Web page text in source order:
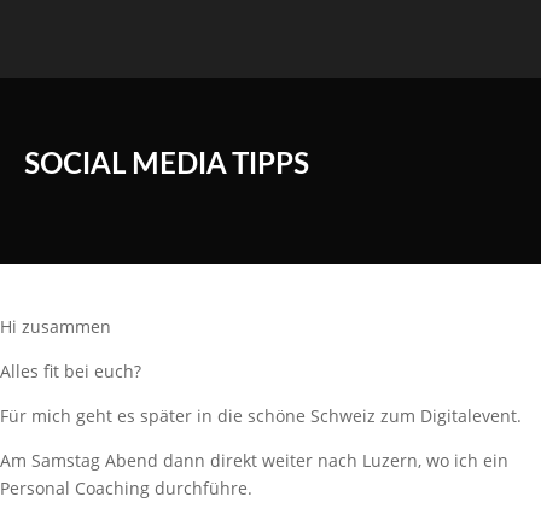
SOCIAL MEDIA TIPPS
Hi zusammen
Alles fit bei euch?
Für mich geht es später in die schöne Schweiz zum Digitalevent.
Am Samstag Abend dann direkt weiter nach Luzern, wo ich ein
Personal Coaching durchführe.